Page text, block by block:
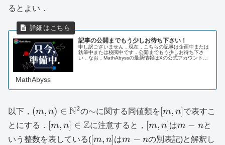
るとよい．
記事の公開までもう少しお待ち下さい！
申し訳ございません．現在，こちらの記事は企画中または
執筆中または校閲中です．公開までもう少しお待ち下さ
い．なお，MathAbyssの最新情報はXの公式アカウントま
MathAbyss
以下， (m,n)\in
\mathbb{N}^2
(m, n) ∈ N2の\sim
∼に関する同値類を[m,n]
[m, n]で表すこ
とにする． [m,n]\in
\mathbb{Z}
[m, n] ∈ Zに注意すると， [m,n]
[m, n]はm-
n
m − nと
いう整数を表している([m,n]
[m, n]はm-
m − nの別表記)と解釈し